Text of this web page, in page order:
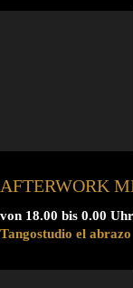
AFTERWORK
von 18.00 bis 0.00 Uhr
Tangostudio el abrazo